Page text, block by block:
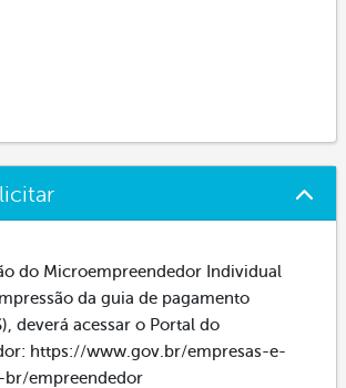
do Microempreendedor Individual
da guia de pagamento
deverá acessar o Portal do
https://www.gov.br/empresas-e-
br/empreendedor